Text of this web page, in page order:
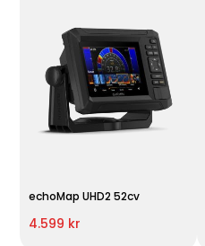
echoMap UHD2 52cv
4.599 kr